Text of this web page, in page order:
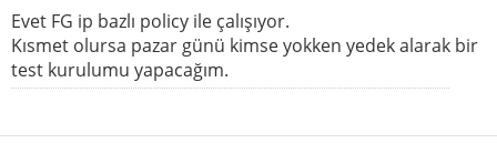
Evet FG ip bazlı policy ile çalışıyor.
Kısmet olursa pazar günü kimse yokken yedek alarak bir
test kurulumu yapacağım.